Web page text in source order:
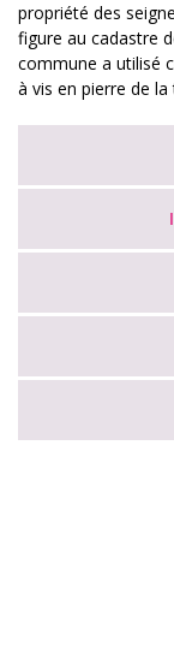
propriété des
figure au cadastre
commune a utilisé
à vis en pierre de